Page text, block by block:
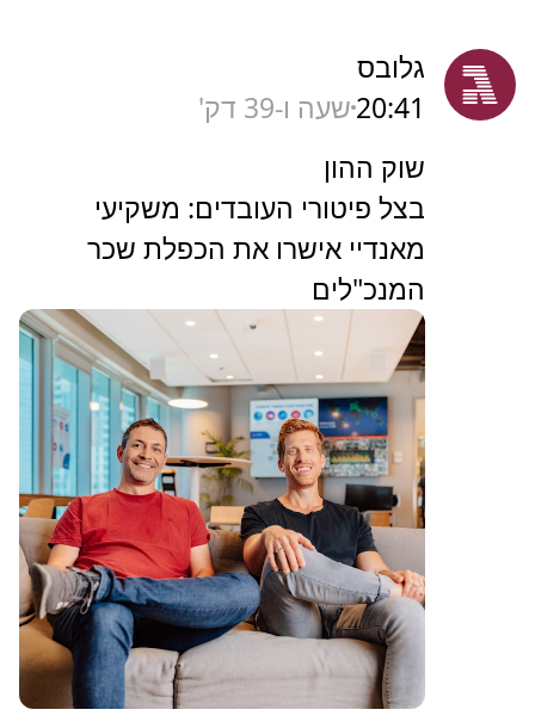
גלובס
20:41שעה ו-39 דק'
שוק ההון
בצל פיטורי העובדים: משקיעי
מאנדיי אישרו את הכפלת שכר
המנכ"לים